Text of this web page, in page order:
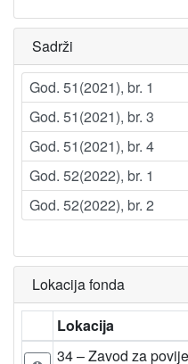
Sadrži
God. 51(2021), br. 1
God. 51(2021), br. 3
God. 51(2021), br. 4
God. 52(2022), br. 1
God. 52(2022), br. 2
Lokacija fonda
Lokacija
34 – Zavod za